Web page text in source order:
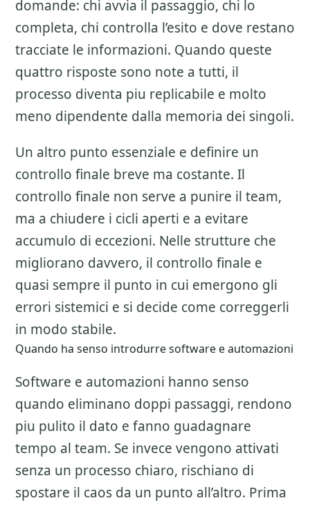
domande: chi avvia il passaggio, chi lo
completa, chi controlla l’esito e dove restano
tracciate le informazioni. Quando queste
quattro risposte sono note a tutti, il
processo diventa piu replicabile e molto
meno dipendente dalla memoria dei singoli.
Un altro punto essenziale e definire un
controllo finale breve ma costante. Il
controllo finale non serve a punire il team,
ma a chiudere i cicli aperti e a evitare
accumulo di eccezioni. Nelle strutture che
migliorano davvero, il controllo finale e
quasi sempre il punto in cui emergono gli
errori sistemici e si decide come correggerli
in modo stabile.
Quando ha senso introdurre software e automazioni
Software e automazioni hanno senso
quando eliminano doppi passaggi, rendono
piu pulito il dato e fanno guadagnare
tempo al team. Se invece vengono attivati
senza un processo chiaro, rischiano di
spostare il caos da un punto all’altro. Prima